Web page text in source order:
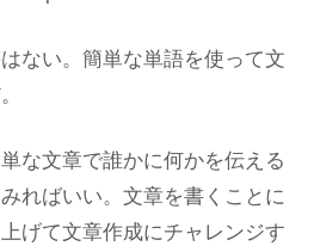
ない。簡単な単語を使って文
な文章で誰かに何かを伝える
ればいい。文章を書くことに
げて文章作成にチャレンジす